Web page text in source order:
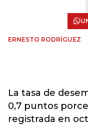
ERNESTO RODRÍGUEZ
La tasa de
0,7 puntos
registrada en